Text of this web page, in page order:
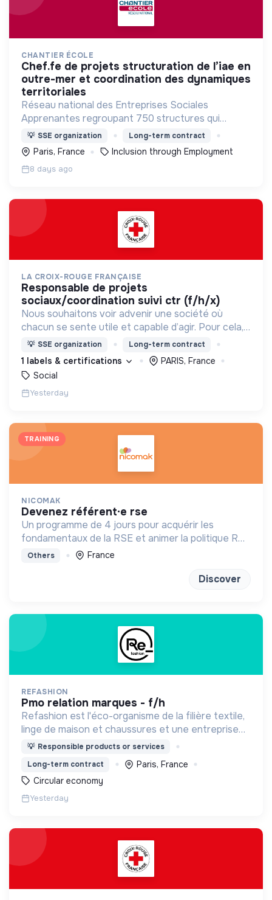
CHANTIER ÉCOLE
chef.fe de projets structuration de l’iae en
outre-mer et coordination des dynamiques
territoriales
Réseau national des Entreprises Sociales
Apprenantes regroupant 750 structures qui
mettent en œuvre une démarche
d'accompagnement et de formation de salariés en
parcours d’insertion.
💡 SSE organization Long-term contract
Paris, France Inclusion through Employment
8 days ago
LA CROIX-ROUGE FRANÇAISE
responsable de projets
sociaux/coordination suivi ctr (f/h/x)
Nous souhaitons voir advenir une société où
chacun se sente utile et capable d’agir. Pour cela,
nous proposons des moyens et des lieux
d’engagement innovants et adaptés à tous.
💡 SSE organization Long-term contract
1 labels & certifications
PARIS, France
Social
Yesterday
TRAINING
NICOMAK
devenez référent·e rse
Un programme de 4 jours pour acquérir les
fondamentaux de la RSE et animer la politique RSE
de son entreprise.
Others France
Discover
REFASHION
pmo relation marques - f/h
Refashion est l'éco-organisme de la filière textile,
linge de maison et chaussures et une entreprise
privée à but non lucratif, agréée, depuis 2009, par
💡 Responsible products or services
Long-term contract
Paris, France
Circular economy
Yesterday